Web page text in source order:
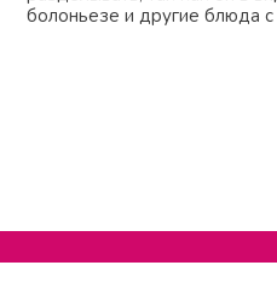
болоньезе и другие блюда